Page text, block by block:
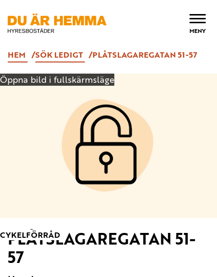
ÖPPNA
MENY
HEM SÖK LEDIGT PLÅTSLAGAREGATAN 51-57
Öppna bild i fullskärmsläge
TYP:
CYKELFÖRRÅD
PLÅTSLAGAREGATAN 51-
57